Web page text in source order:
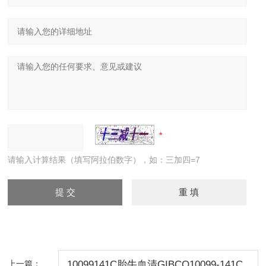
请输入计算结果（填写阿拉伯数字），如：三加四=7
上一篇：